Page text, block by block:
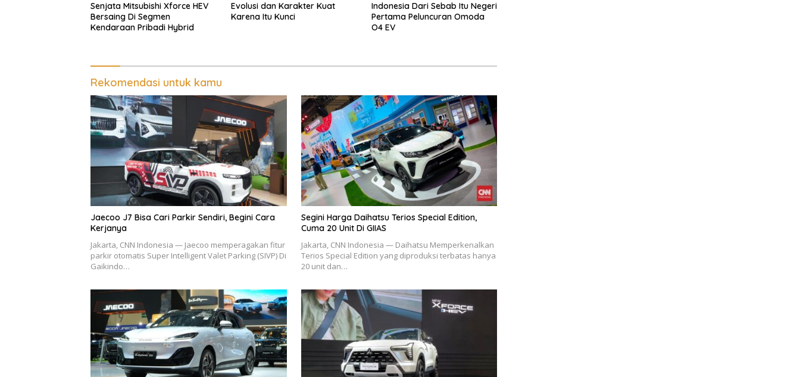
Senjata Mitsubishi Xforce HEV
Bersaing Di Segmen
Kendaraan Pribadi Hybrid
Evolusi dan Karakter Kuat
Karena Itu Kunci
Indonesia Dari Sebab Itu Negeri
Pertama Peluncuran Omoda
O4 EV
Rekomendasi untuk kamu
Jaecoo J7 Bisa Cari Parkir Sendiri, Begini Cara
Kerjanya
Jakarta, CNN Indonesia — Jaecoo memperagakan fitur
parkir otomatis Super Intelligent Valet Parking (SIVP) Di
Gaikindo…
Segini Harga Daihatsu Terios Special Edition,
Cuma 20 Unit Di GIIAS
Jakarta, CNN Indonesia — Daihatsu Memperkenalkan
Terios Special Edition yang diproduksi terbatas hanya
20 unit dan…